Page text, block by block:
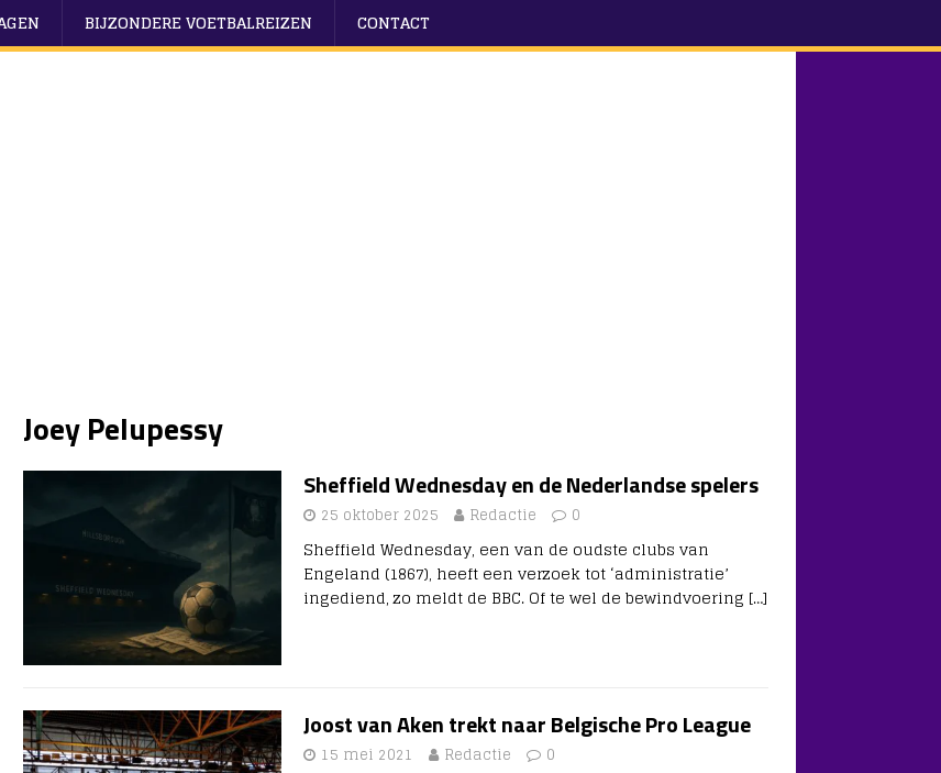
BIJZONDERE VOETBALREIZEN CONTACT
Joey Pelupessy
Sheffield Wednesday en de Nederlandse spelers
25 oktober 2025 Redactie 0
Sheffield Wednesday, een van de oudste clubs van
Engeland (1867), heeft een verzoek tot ‘administratie’
ingediend, zo meldt de BBC. Of te wel de bewindvoering […]
Joost van Aken trekt naar Belgische Pro League
15 mei 2021 Redactie 0